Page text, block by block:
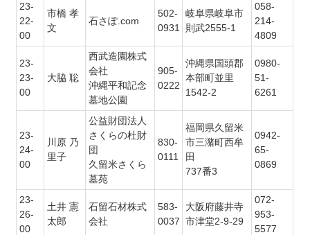
23-
22-
00
市橋 孝
文
石さぽ.com
502-
0931
岐阜県岐阜市
則武2555-1
058-
214-
4809
23-
23-
00
大脇 聡
西武造園株式
会社
沖縄平和記念
墓地公園
905-
0222
沖縄県国頭郡
本部町並里
1542-2
0980-
51-
6261
23-
24-
00
川原 乃
里子
公益財団法人
さくらの杜財
団
久留米さくら
墓苑
830-
0111
福岡県久留米
市三潴町西牟
田
737番3
0942-
65-
0869
23-
26-
00
土井 憲
太郎
石留石材株式
会社
583-
0037
大阪府藤井寺
市津堂2-9-29
072-
953-
5577